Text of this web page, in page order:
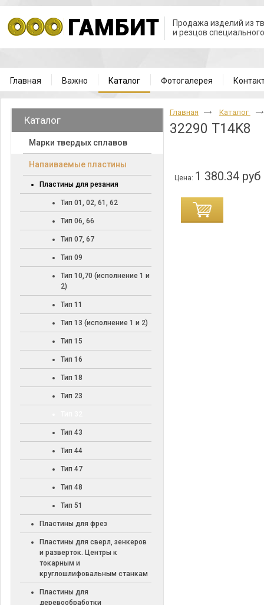
Продажа изделий из
и резцов
Главная Важно Каталог Фотогалерея
Каталог
Марки твердых сплавов
Напаиваемые пластины
Пластины для резания
Тип 01, 02, 61, 62
Тип 06, 66
Тип 07, 67
Тип 09
Тип 10,70 (исполнение 1 и
2)
Тип 11
Тип 13 (исполнение 1 и 2)
Тип 15
Тип 16
Тип 18
Тип 23
Тип 43
Тип 44
Тип 47
Тип 48
Тип 51
Пластины для фрез
Пластины для сверл, зенкеров
и разверток. Центры к
токарным и
круглошлифовальным станкам
Пластины для
деревообработки
Главная Каталог
32290 T14K8
Цена: 1 380.34 руб